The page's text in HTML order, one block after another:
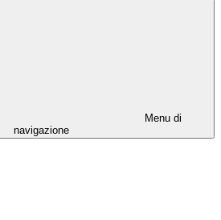
Menu di
navigazione